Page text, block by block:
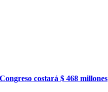
costará $ 468 millones